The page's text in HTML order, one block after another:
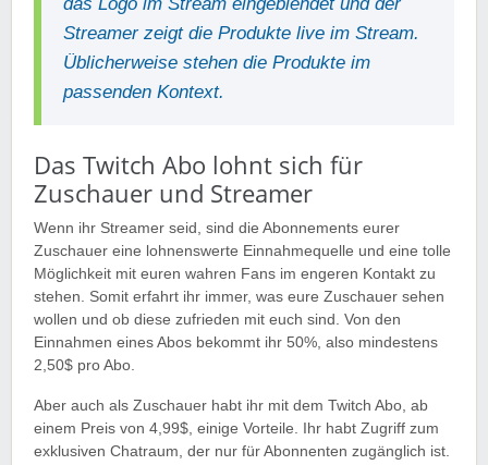
Streamer zeigt die Produkte live im Stream.
Üblicherweise stehen die Produkte im
passenden Kontext.
Das Twitch Abo lohnt sich für
Zuschauer und Streamer
Wenn ihr Streamer seid, sind die Abonnements eurer
Zuschauer eine lohnenswerte Einnahmequelle und eine tolle
Möglichkeit mit euren wahren Fans im engeren Kontakt zu
stehen. Somit erfahrt ihr immer, was eure Zuschauer sehen
wollen und ob diese zufrieden mit euch sind. Von den
Einnahmen eines Abos bekommt ihr 50%, also mindestens
2,50$ pro Abo.
Aber auch als Zuschauer habt ihr mit dem Twitch Abo, ab
einem Preis von 4,99$, einige Vorteile. Ihr habt Zugriff zum
exklusiven Chatraum, der nur für Abonnenten zugänglich ist.